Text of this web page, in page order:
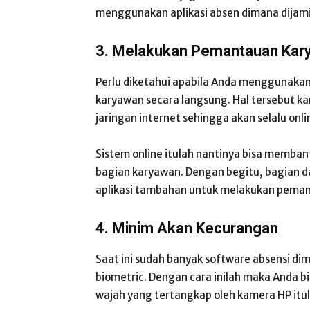
menggunakan aplikasi absen dimana
3. Melakukan Pemantauan
Perlu diketahui apabila Anda
karyawan secara langsung. Hal tersebut
jaringan internet sehingga akan selalu
Sistem online itulah nantinya bisa
bagian karyawan. Dengan begitu, bagian
aplikasi tambahan untuk melakukan
4. Minim Akan Kecurangan
Saat ini sudah banyak software absensi
biometric. Dengan cara inilah maka Anda
wajah yang tertangkap oleh kamera HP